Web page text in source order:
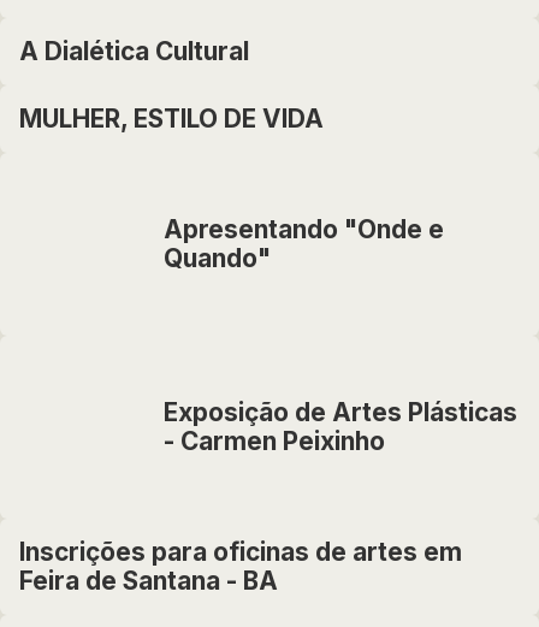
A Dialética Cultural
MULHER, ESTILO DE VIDA
Apresentando "Onde e
Quando"
Exposição de Artes Plásticas
- Carmen Peixinho
Inscrições para oficinas de artes em
Feira de Santana - BA